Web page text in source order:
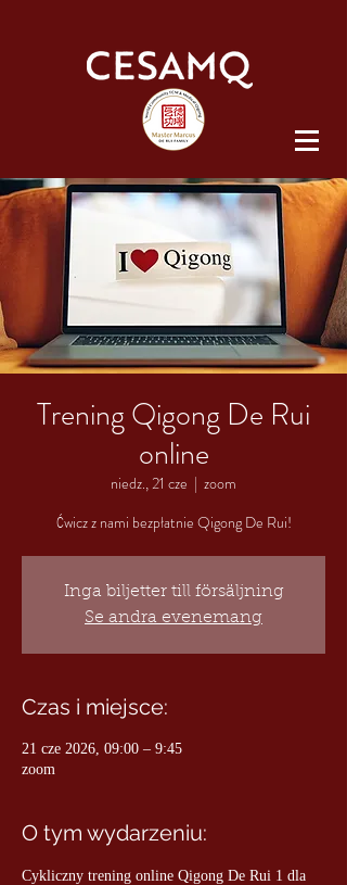
Trening Qigong De Rui
online
niedz., 21 cze
  |
zoom
Ćwicz z nami bezpłatnie Qigong De Rui!
Inga biljetter till försäljning
Se andra evenemang
Czas i miejsce:
21 cze 2026, 09:00 – 9:45
zoom
O tym wydarzeniu:
Cykliczny trening online Qigong De Rui 1 dla